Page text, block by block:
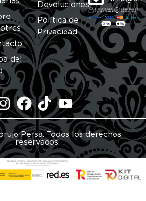
del
Devoluciones
Política de
Privacidad
Persa. Todos los derechos
reservados.